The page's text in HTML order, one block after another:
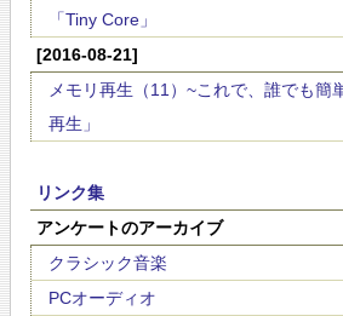
「Tiny Core」
[2016-08-21]
メモリ再生（11）~これで、誰でも簡
再生」
リンク集
アンケートのアーカイブ
クラシック音楽
PCオーディオ